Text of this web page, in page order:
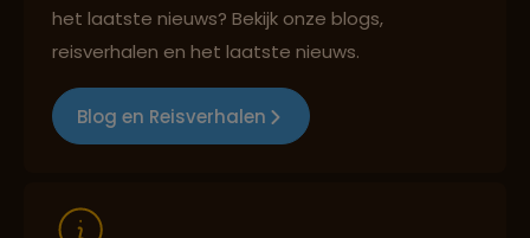
Reizen met oog voor mens, cultuur en milieu
het laatste nieuws? Bekijk onze blogs,
reisverhalen en het laatste nieuws.
Blog en Reisverhalen